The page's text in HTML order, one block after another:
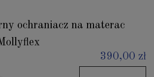
ochraniacz na materac
390,00 zł